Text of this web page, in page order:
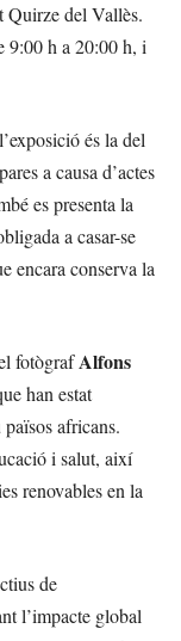
Quirze del Vallès.
9:00 h a 20:00 h, i
és la del
a causa d’actes
es presenta la
a casar-se
encara conserva la
fotògrafAlfons
han estat
africans.
i salut, així
renovables en la
de
l’impacte global